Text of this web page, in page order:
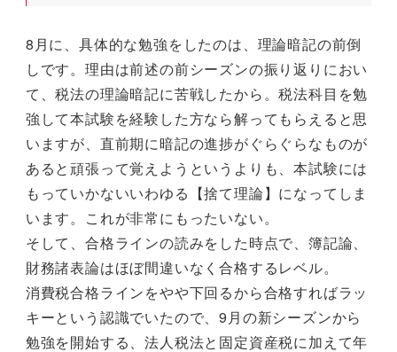
8月に、具体的な勉強をしたのは、理論暗記の前倒
しです。理由は前述の前シーズンの振り返りにおい
て、税法の理論暗記に苦戦したから。税法科目を勉
強して本試験を経験した方なら解ってもらえると思
いますが、直前期に暗記の進捗がぐらぐらなものが
あると頑張って覚えようというよりも、本試験には
もっていかないいわゆる【捨て理論】になってしま
います。これが非常にもったいない。
そして、合格ラインの読みをした時点で、簿記論、
財務諸表論はほぼ間違いなく合格するレベル。
消費税合格ラインをやや下回るから合格すればラッ
キーという認識でいたので、9月の新シーズンから
勉強を開始する、法人税法と固定資産税に加えて年